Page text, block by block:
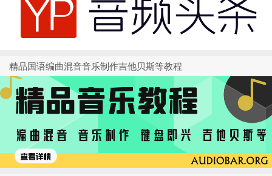
精品国语编曲混音音乐制作吉他贝斯等教程